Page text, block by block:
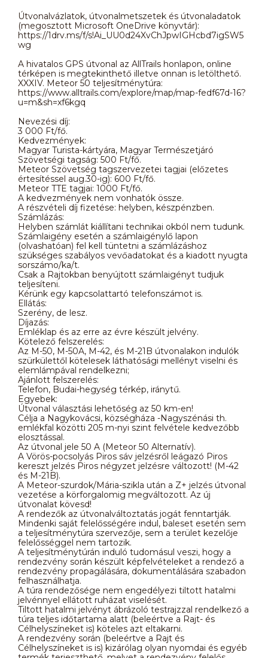
Útvonalvázlatok, útvonalmetszetek és útvonaladatok
(megosztott Microsoft OneDrive könyvtár):
https://1drv.ms/f/s!Ai_UU0d24XvChJpwIGHcbd7igSW5
wg
A hivatalos GPS útvonal az AllTrails honlapon, online
térképen is megtekinthető illetve onnan is letölthető.
XXXIV. Meteor 50 teljesítménytúra:
https://www.alltrails.com/explore/map/map-fedf67d-16?
u=m&sh=xf6kgq
Nevezési díj:
3 000 Ft/fő.
Kedvezmények:
Magyar Turista-kártyára, Magyar Természetjáró
Szövetségi tagság: 500 Ft/fő.
Meteor Szövetség tagszervezetei tagjai (előzetes
értesítéssel aug.30-ig): 600 Ft/fő.
Meteor TTE tagjai: 1000 Ft/fő.
A kedvezmények nem vonhatók össze.
A részvételi díj fizetése: helyben, készpénzben.
Számlázás:
Helyben számlát kiállítani technikai okból nem tudunk.
Számlaigény esetén a számlaigénylő lapon
(olvashatóan) fel kell tüntetni a számlázáshoz
szükséges szabályos vevőadatokat és a kiadott nyugta
sorszámo/ka/t.
Csak a Rajtokban benyújtott számlaigényt tudjuk
teljesíteni.
Kérünk egy kapcsolattartó telefonszámot is.
Ellátás:
Szerény, de lesz.
Díjazás:
Emléklap és az erre az évre készült jelvény.
Kötelező felszerelés:
Az M-50, M-50A, M-42, és M-21B útvonalakon indulók
szürkülettől kötelesek láthatósági mellényt viselni és
elemlámpával rendelkezni;
Ajánlott felszerelés:
Telefon, Budai-hegység térkép, iránytű.
Egyebek:
Útvonal választási lehetőség az 50 km-en!
Célja a Nagykovácsi, községháza -Nagyszénási th.
emlékfal közötti 205 m-nyi szint felvétele kedvezőbb
elosztással.
Az útvonal jele 50 A (Meteor 50 Alternatív).
A Vörös-pocsolyás Piros sáv jelzésről leágazó Piros
kereszt jelzés Piros négyzet jelzésre változott! (M-42
és M-21B).
A Meteor-szurdok/Mária-szikla után a Z+ jelzés útvonal
vezetése a körforgalomig megváltozott. Az új
útvonalat kövesd!
A rendezők az útvonalváltoztatás jogát fenntartják.
Mindenki saját felelősségére indul, baleset esetén sem
a teljesítménytúra szervezője, sem a terület kezelője
felelősséggel nem tartozik.
A teljesítménytúrán induló tudomásul veszi, hogy a
rendezvény során készült képfelvételeket a rendező a
rendezvény propagálására, dokumentálására szabadon
felhasználhatja.
A túra rendezősége nem engedélyezi tiltott hatalmi
jelvénnyel ellátott ruházat viselését.
Tiltott hatalmi jelvényt ábrázoló testrajzzal rendelkező a
túra teljes időtartama alatt (beleértve a Rajt- és
Célhelyszíneket is) köteles azt eltakarni.
A rendezvény során (beleértve a Rajt és
Célhelyszíneket is is) kizárólag olyan nyomdai és egyéb